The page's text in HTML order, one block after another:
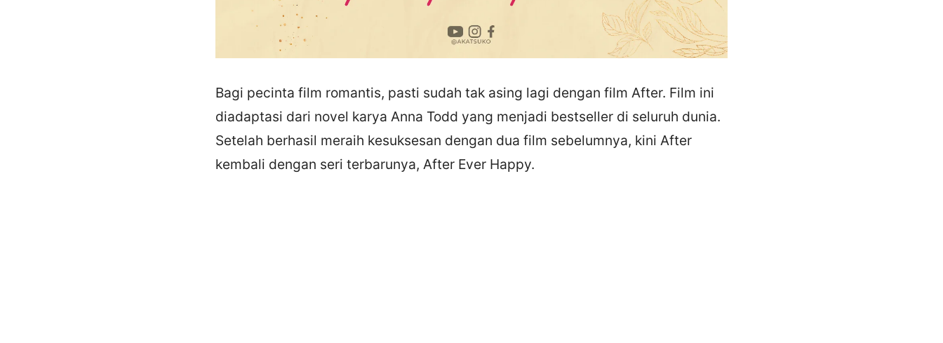
Bagi pecinta film romantis, pasti sudah tak asing lagi dengan film After. Film ini
diadaptasi dari novel karya Anna Todd yang menjadi bestseller di seluruh dunia.
Setelah berhasil meraih kesuksesan dengan dua film sebelumnya, kini After
kembali dengan seri terbarunya, After Ever Happy.